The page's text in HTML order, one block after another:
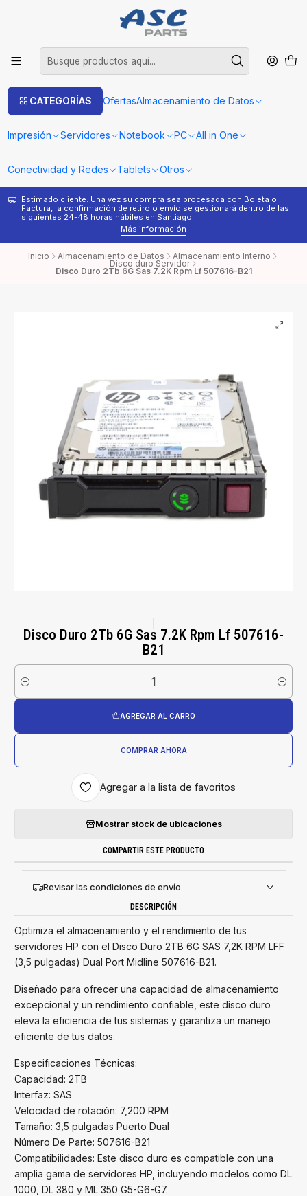
CATEGORÍAS OfertasAlmacenamiento de Datos
Impresión Servidores Notebook PC All in One
Conectividad y Redes Tablets Otros
Estimado cliente: Una vez su compra sea procesada con Boleta o
Factura, la confirmación de retiro o envío se gestionará dentro de las
siguientes 24-48 horas hábiles en Santiago.
Más información
Inicio Almacenamiento de Datos Almacenamiento Interno
Disco duro Servidor
Disco Duro 2Tb 6G Sas 7.2K Rpm Lf 507616-B21
Disco Duro 2Tb 6G Sas 7.2K Rpm Lf 507616-
B21
Cantidad
AGREGAR AL CARRO
COMPRAR AHORA
Agregar a la lista de favoritos
Mostrar stock de ubicaciones
COMPARTIR ESTE PRODUCTO
Revisar las condiciones de envío
DESCRIPCIÓN
Optimiza el almacenamiento y el rendimiento de tus
servidores HP con el Disco Duro 2TB 6G SAS 7,2K RPM LFF
(3,5 pulgadas) Dual Port Midline 507616-B21.
Diseñado para ofrecer una capacidad de almacenamiento
excepcional y un rendimiento confiable, este disco duro
eleva la eficiencia de tus sistemas y garantiza un manejo
eficiente de tus datos.
Especificaciones Técnicas:
Capacidad: 2TB
Interfaz: SAS
Velocidad de rotación: 7,200 RPM
Tamaño: 3,5 pulgadas Puerto Dual
Número De Parte: 507616-B21
Compatibilidades: Este disco duro es compatible con una
amplia gama de servidores HP, incluyendo modelos como DL
1000, DL 380 y ML 350 G5-G6-G7.